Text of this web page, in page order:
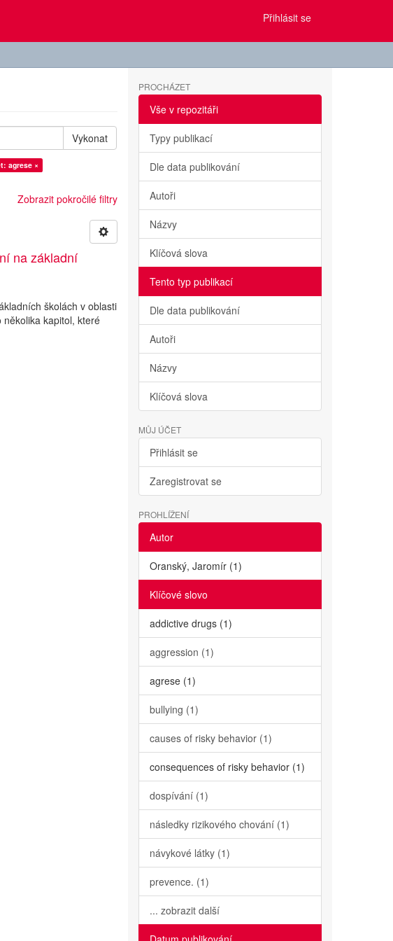
Přihlásit se
Vykonat
agrese ×
Zobrazit pokročilé filtry
na základní
školách v oblasti
kapitol, které
PROCHÁZET
Vše v repozitáři
Typy publikací
Dle data publikování
Autoři
Názvy
Klíčová slova
Tento typ publikací
Dle data publikování
Autoři
Názvy
Klíčová slova
MŮJ ÚČET
Přihlásit se
Zaregistrovat se
PROHLÍŽENÍ
Autor
Oranský, Jaromír (1)
Klíčové slovo
addictive drugs (1)
aggression (1)
agrese (1)
bullying (1)
causes of risky behavior (1)
consequences of risky behavior (1)
dospívání (1)
následky rizikového chování (1)
návykové látky (1)
prevence. (1)
... zobrazit další